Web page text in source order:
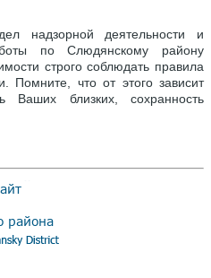
надзорной деятельности и
по Слюдянскому району
строго соблюдать правила
Помните, что от этого зависит
близких, сохранность